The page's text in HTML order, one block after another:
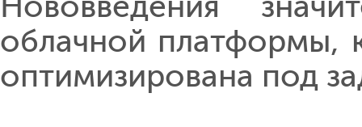
облачной платформы,
оптимизирована под